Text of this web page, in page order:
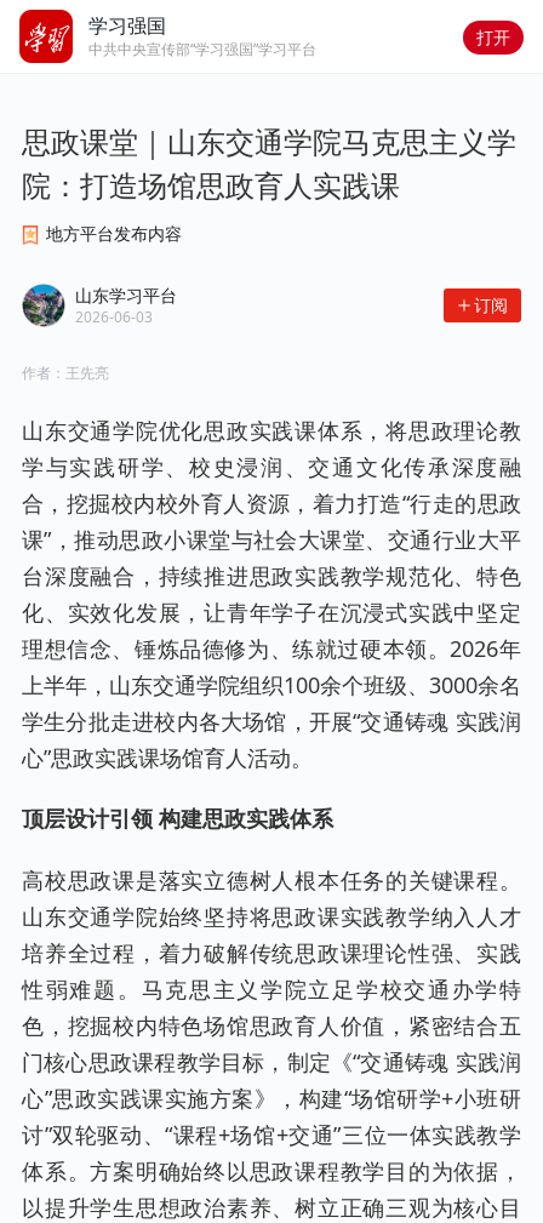
学习强国
中共中央宣传部“学习强国”学习平台
打开
思政课堂｜山东交通学院马克思主义学
院：打造场馆思政育人实践课
地方平台发布内容
山东学习平台
2026-06-03
订阅
作者： 王先亮
山东交通学院优化思政实践课体系，将思政理论教
学与实践研学、校史浸润、交通文化传承深度融
合，挖掘校内校外育人资源，着力打造“行走的思政
课”，推动思政小课堂与社会大课堂、交通行业大平
台深度融合，持续推进思政实践教学规范化、特色
化、实效化发展，让青年学子在沉浸式实践中坚定
理想信念、锤炼品德修为、练就过硬本领。2026年
上半年，山东交通学院组织100余个班级、3000余名
学生分批走进校内各大场馆，开展“交通铸魂 实践润
心”思政实践课场馆育人活动。
顶层设计引领 构建思政实践体系
高校思政课是落实立德树人根本任务的关键课程。
山东交通学院始终坚持将思政课实践教学纳入人才
培养全过程，着力破解传统思政课理论性强、实践
性弱难题。马克思主义学院立足学校交通办学特
色，挖掘校内特色场馆思政育人价值，紧密结合五
门核心思政课程教学目标，制定《“交通铸魂 实践润
心”思政实践课实施方案》，构建“场馆研学+小班研
讨”双轮驱动、“课程+场馆+交通”三位一体实践教学
体系。方案明确始终以思政课程教学目的为依据，
以提升学生思想政治素养、树立正确三观为核心目